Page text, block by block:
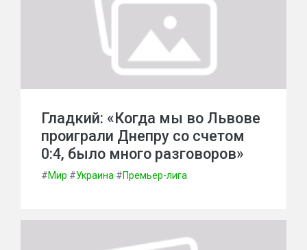
Гладкий: «Когда мы во Львове
проиграли Днепру со счетом
0:4, было много разговоров»
#Мир #Украина #Премьер-лига